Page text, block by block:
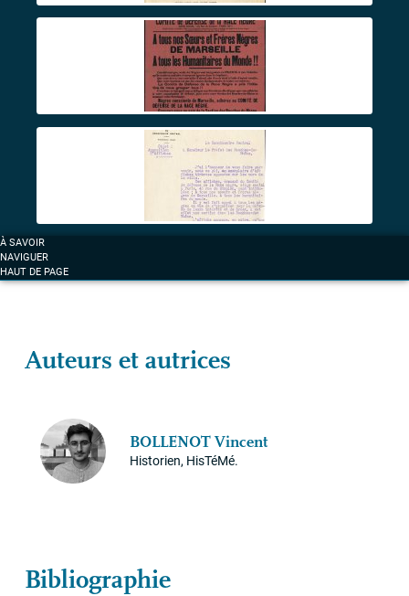
À SAVOIR
NAVIGUER
HAUT DE PAGE
Auteurs et autrices
BOLLENOTVincent
Historien, HisTéMé.
Bibliographie